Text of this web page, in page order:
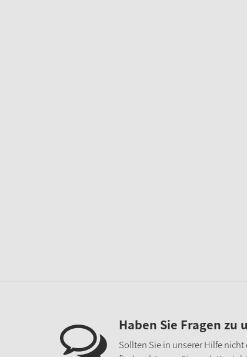
Haben Sie Fragen zu
Sollten Sie in unserer Hilfe